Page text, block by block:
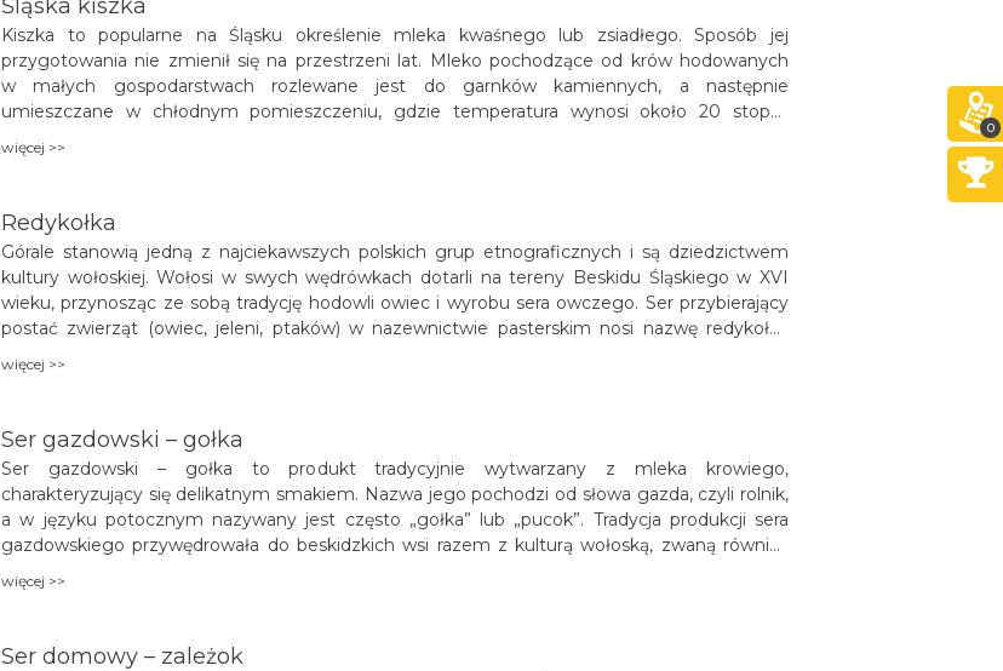
Śląska kiszka
Kiszka to popularne na Śląsku określenie mleka kwaśnego lub zsiadłego. Sposób jej
przygotowania nie zmienił się na przestrzeni lat. Mleko pochodzące od krów hodowanych
w małych gospodarstwach rozlewane jest do garnków kamiennych, a następnie
umieszczane w chłodnym pomieszczeniu, gdzie temperatura wynosi około 20 stopni.
więcej >>
Redykołka
Górale stanowią jedną z najciekawszych polskich grup etnograficznych i są dziedzictwem
kultury wołoskiej. Wołosi w swych wędrówkach dotarli na tereny Beskidu Śląskiego w XVI
wieku, przynosząc ze sobą tradycję hodowli owiec i wyrobu sera owczego. Ser przybierający
postać zwierząt (owiec, jeleni, ptaków) w nazewnictwie pasterskim nosi nazwę redykołka
w czasie redykania się owiec z hali do domu.
więcej >>
Ser gazdowski – gołka
Ser gazdowski – gołka to produkt tradycyjnie wytwarzany z mleka krowiego,
charakteryzujący się delikatnym smakiem. Nazwa jego pochodzi od słowa gazda, czyli rolnik,
a w języku potocznym nazywany jest często „gołka” lub „pucok”. Tradycja produkcji sera
gazdowskiego przywędrowała do beskidzkich wsi razem z kulturą wołoską, zwaną również
więcej >>
Ser domowy – zależok
0